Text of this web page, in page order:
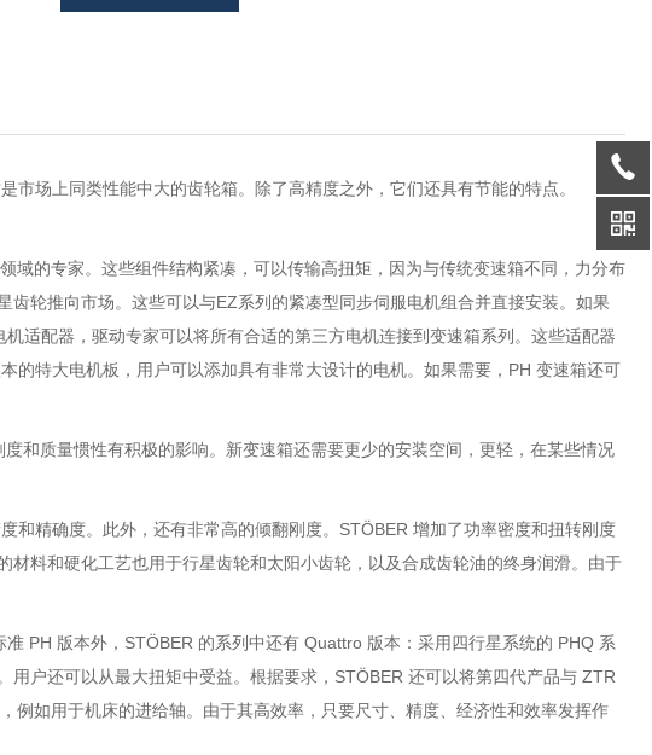
场上同类性能中大的齿轮箱。除了高精度之外，它们还具有节能的特点。
的专家。这些组件结构紧凑，可以传输高扭矩，因为与传统变速箱不同，力分布
轮推向市场。这些可以与EZ系列的紧凑型同步伺服电机组合并直接安装。如果
适配器，驱动专家可以将所有合适的第三方电机连接到变速箱系列。这些适配器
的特大电机板，用户可以添加具有非常大设计的电机。如果需要，PH 变速箱还可
和质量惯性有积极的影响。新变速箱还需要更少的安装空间，更轻，在某些情况
和精确度。此外，还有非常高的倾翻刚度。STÖBER 增加了功率密度和扭转刚度
料和硬化工艺也用于行星齿轮和太阳小齿轮，以及合成齿轮油的终身润滑。由于
PH 版本外，STÖBER 的系列中还有 Quattro 版本：采用四行星系统的 PHQ 系
户还可以从最大扭矩中受益。根据要求，STÖBER 还可以将第四代产品与 ZTR
如用于机床的进给轴。由于其高效率，只要尺寸、精度、经济性和效率发挥作